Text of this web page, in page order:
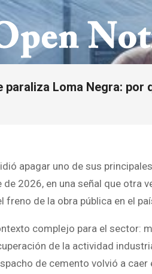
paraliza Loma Negra: por
apagar uno de sus
2026, en una señal que otra
de la obra pública en el
complejo para el sector:
de la actividad
de cemento volvió a